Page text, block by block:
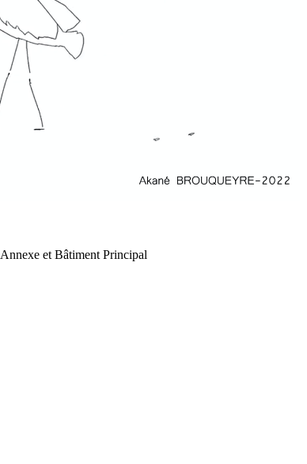
Annexe et Bâtiment Principal